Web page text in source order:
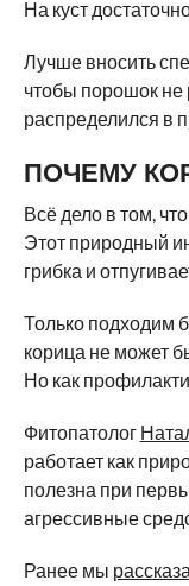
На куст
Лучше вносить
чтобы порошок не
распределился в
ПОЧЕМУ
Всё дело в том,
Этот природный
грибка и
Только подходим
корица не может
Но как
Фитопатолог
работает как
полезна при
агрессивные
Ранее мы